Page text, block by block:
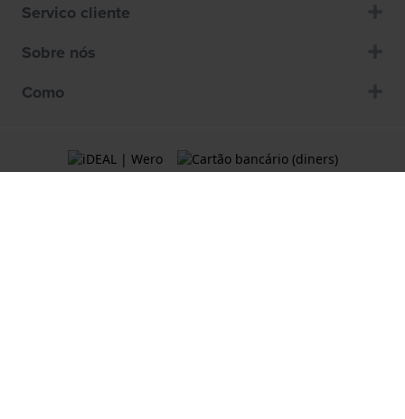
Servico cliente
Sobre nós
Como